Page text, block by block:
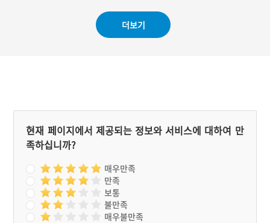
므로, 이론적 학습을 거치지
않아도 인간의 본래성이 구
현될 수 있다는 치양지설(致
시작이고 행(行)은 지의 완
성이라고 보았다.
더보기
현재 페이지에서 제공되는 정보와 서비스에 대하여 만
족하십니까?
매우만족
만족
보통
불만족
매우불만족